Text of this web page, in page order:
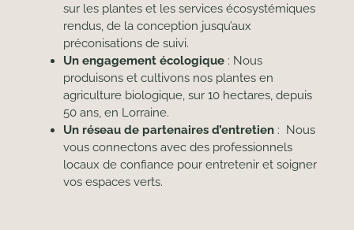
sur les plantes et les services écosystémiques
rendus, de la conception jusqu’aux
préconisations de suivi.
Un engagement écologique : Nous
produisons et cultivons nos plantes en
agriculture biologique, sur 10 hectares, depuis
50 ans, en Lorraine.
Un réseau de partenaires d’entretien : Nous
vous connectons avec des professionnels
locaux de confiance pour entretenir et soigner
vos espaces verts.